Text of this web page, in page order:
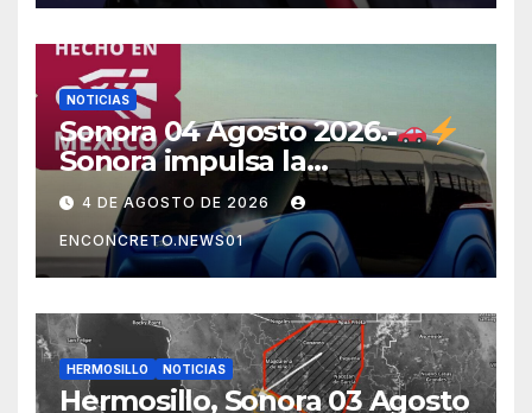
NOTICIAS
Sonora 04 Agosto 2026.-
Sonora impulsa la
electromovilidad con
«Beyond», un vehículo
eléctrico desarrollado junto
al ITH
4 DE AGOSTO DE 2026
ENCONCRETO.NEWS01
HERMOSILLO NOTICIAS
Hermosillo, Sonora 03 Agosto